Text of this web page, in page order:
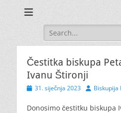
Search
for:
Čestitka biskupa
Ivanu Štironji
Posted
31. siječnja 2023 AuthorBiskupija
Donosimo čestitku biskupa